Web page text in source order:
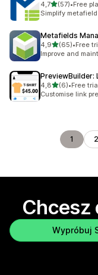
4,7na 5 gwiazdek
(57)
Łączna liczba
•Free
Simplify
Metafields
4,9na 5 gwiazdek
(65)
Łączna liczba
•Free
Improve and
PreviewBuilder:
4,8na 5 gwiazdek
(6)
Łączna liczba
•Free
Customise link
1 2
Chcesz
Wypróbuj